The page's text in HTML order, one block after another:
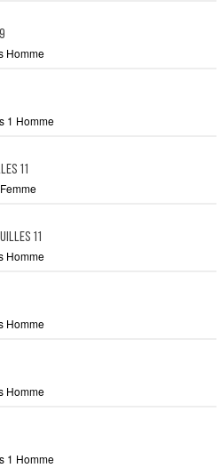
Homme
1 Homme
11
11
Homme
Homme
Homme
1 Homme